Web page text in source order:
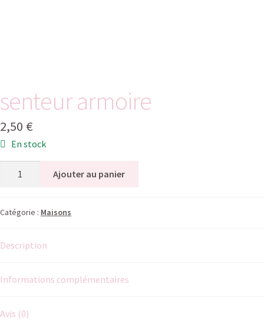
senteur armoire
2,50 €
En stock
Ajouter au panier
Catégorie : Maisons
Description
Informations complémentaires
Avis (0)